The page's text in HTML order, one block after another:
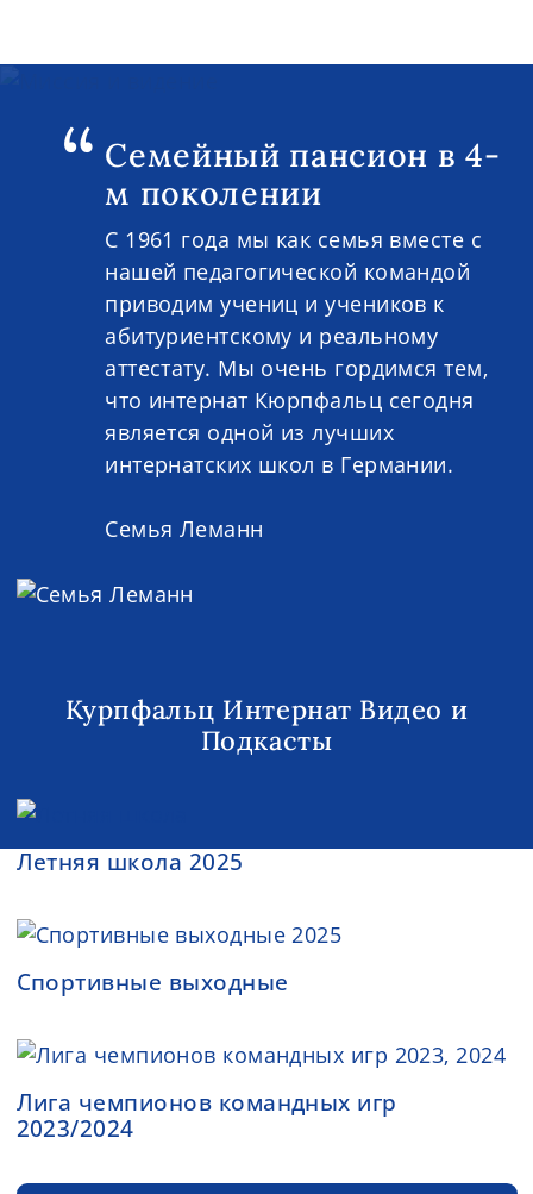
Семейный пансион в 4-
м поколении
С 1961 года мы как семья вместе с
нашей педагогической командой
приводим учениц и учеников к
абитуриентскому и реальному
аттестату. Мы очень гордимся тем,
что интернат Кюрпфальц сегодня
является одной из лучших
интернатских школ в Германии.
Семья Леманн
Курпфальц Интернат Видео и
Подкасты
Летняя школа 2025
Спортивные выходные
Лига чемпионов командных игр
2023/2024